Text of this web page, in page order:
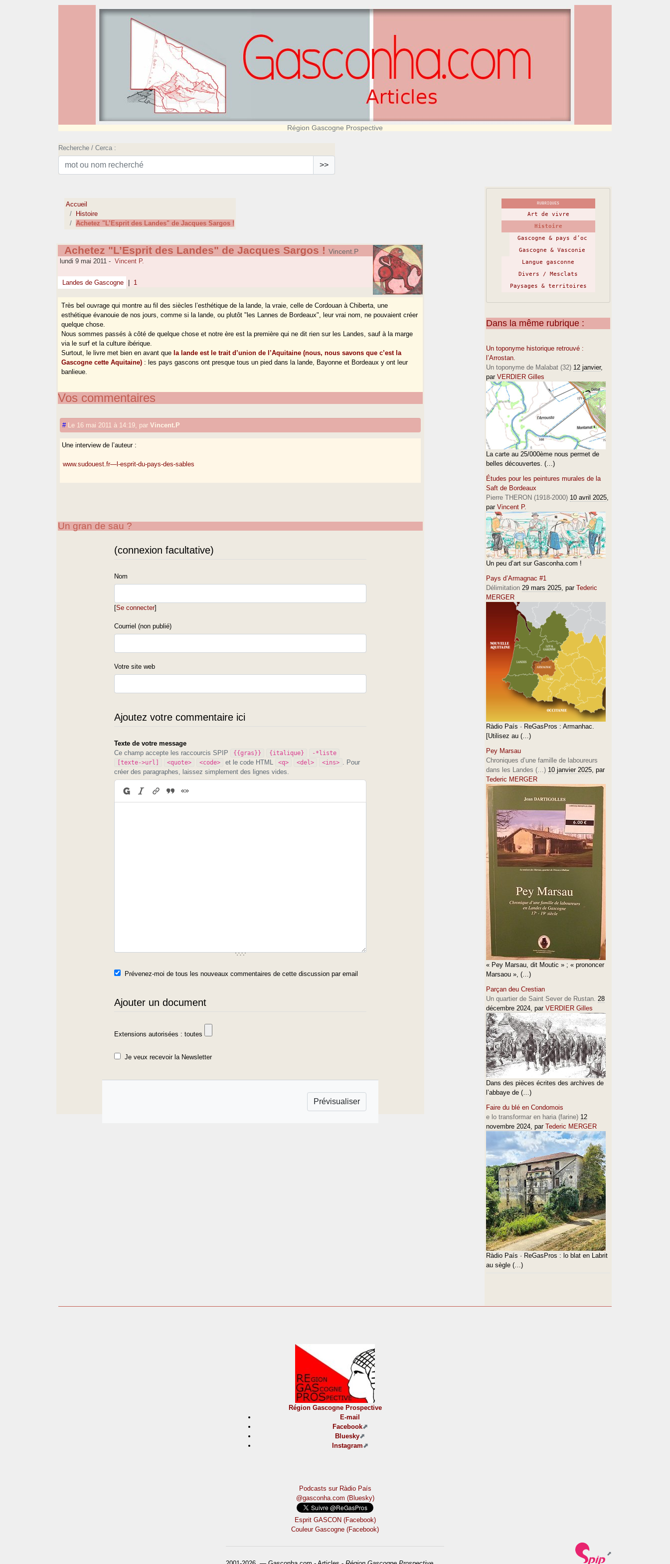
Région Gascogne Prospective
Recherche / Cerca :
>>
Accueil
Histoire
Achetez "L’Esprit des Landes" de Jacques Sargos !
Achetez "L’Esprit des Landes" de Jacques Sargos ! Vincent.P
lundi 9 mai 2011 - Vincent P.
Landes de Gascogne 1
Très bel ouvrage qui montre au fil des siècles l’esthétique de la lande, la vraie, celle de Cordouan à Chiberta, une
esthétique évanouie de nos jours, comme si la lande, ou plutôt "les Lannes de Bordeaux", leur vrai nom, ne pouvaient créer
quelque chose.
Nous sommes passés à côté de quelque chose et notre ère est la première qui ne dit rien sur les Landes, sauf à la marge
via le surf et la culture ibérique.
Surtout, le livre met bien en avant que la lande est le trait d’union de l’Aquitaine (nous, nous savons que c’est la
Gascogne cette Aquitaine) : les pays gascons ont presque tous un pied dans la lande, Bayonne et Bordeaux y ont leur
banlieue.
Vos commentaires
# Le 16 mai 2011 à 14:19 parVincent.P
Une interview de l’auteur :
www.sudouest.fr—l-esprit-du-pays-des-sables
Un gran de sau ?
(connexion facultative)
Nom
[Se connecter]
Courriel (non publié)
Votre site web
Ajoutez votre commentaire ici
Texte de votre message
Ce champ accepte les raccourcis SPIP
{{gras}} {italique}
-*liste
[texte->url]
<quote> <code> et le code HTML <q> <del> <ins>
. Pour
créer des paragraphes, laissez simplement des lignes vides.
Prévenez-moi de tous les nouveaux commentaires de cette discussion par email
Ajouter un document
Extensions autorisées : toutes
Je veux recevoir la Newsletter
RUBRIQUES
Art de vivre
Histoire
Gascogne & pays d’oc
Gascogne & Vasconie
Langue gasconne
Divers / Mesclats
Paysages & territoires
Dans la même rubrique :
Un toponyme historique retrouvé :
l’Arrostan.
Un toponyme de Malabat (32) 12 janvier,
par VERDIER Gilles
La carte au 25/000ème nous permet de
belles découvertes. (…)
Études pour les peintures murales de la
Saft de Bordeaux
Pierre THERON (1918-2000) 10 avril 2025,
par Vincent P.
Un peu d’art sur Gasconha.com !
Pays d’Armagnac #1
Délimitation 29 mars 2025, par Tederic
MERGER
Ràdio País · ReGasPros : Armanhac.
[Utilisez au (…)
Pey Marsau
Chroniques d’une famille de laboureurs
dans les Landes (…) 10 janvier 2025, par
Tederic MERGER
« Pey Marsau, dit Moutic » ; « prononcer
Marsaou », (…)
Parçan deu Crestian
Un quartier de Saint Sever de Rustan. 28
décembre 2024, par VERDIER Gilles
Dans des pièces écrites des archives de
l’abbaye de (…)
Faire du blé en Condomois
e lo transformar en haria (farine) 12
novembre 2024, par Tederic MERGER
Ràdio País · ReGasPros : lo blat en Labrit
au sègle (…)
Région Gascogne Prospective
E-mail
Facebook
Bluesky
Instagram
Podcasts sur Ràdio País
@gasconha.com (Bluesky)
Esprit GASCON (Facebook)
Couleur Gascogne (Facebook)